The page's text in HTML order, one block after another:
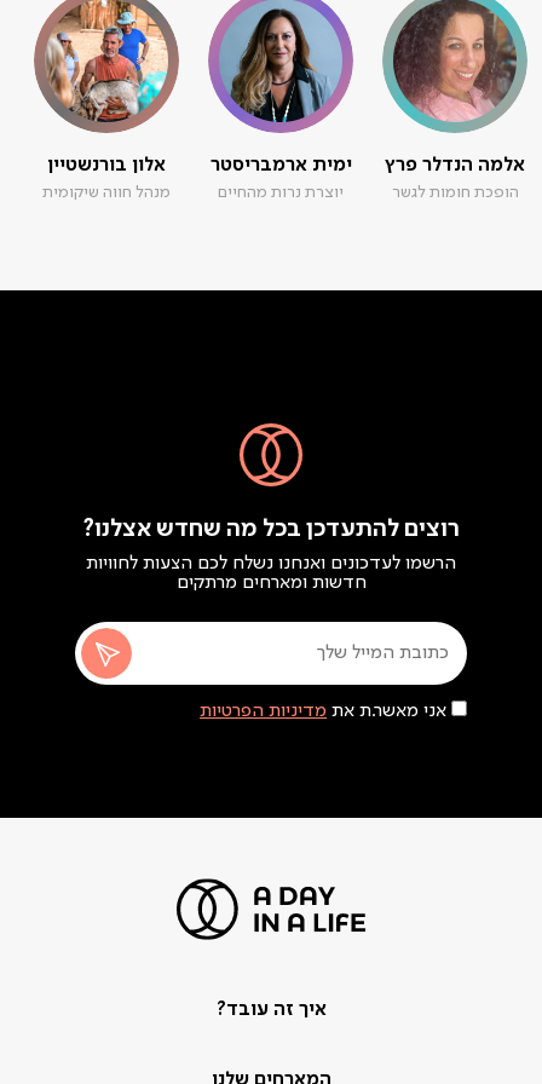
אלמה הנדלר פרץ
הופכת חומות לגשר
ימית ארמבריסטר
יוצרת נרות מהחיים
אלון בורנשטיין
מנהל חווה שיקומית
רוצים להתעדכן בכל מה שחדש אצלנו?
הרשמו לעדכונים ואנחנו נשלח לכם הצעות לחוויות
חדשות ומארחים מרתקים
אני מאשר.ת את מדיניות הפרטיות
איך זה עובד?